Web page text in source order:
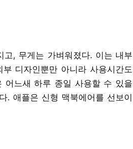
고, 무게는 가벼워졌다. 이는 내부
디자인뿐만 아니라 사용시간도
어느새 하루 종일 사용할 수 있을
. 애플은 신형 맥북에어를 선보이